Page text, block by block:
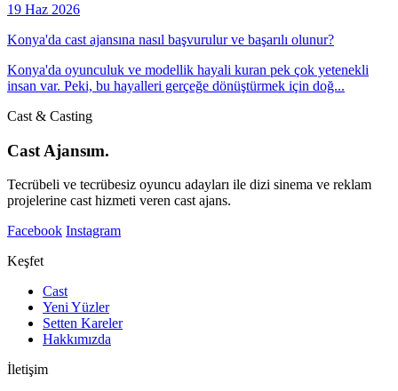
19 Haz 2026
Konya'da cast ajansına nasıl başvurulur ve başarılı olunur?
Konya'da oyunculuk ve modellik hayali kuran pek çok yetenekli
insan var. Peki, bu hayalleri gerçeğe dönüştürmek için doğ...
Cast & Casting
Cast Ajansım.
Tecrübeli ve tecrübesiz oyuncu adayları ile dizi sinema ve reklam
projelerine cast hizmeti veren cast ajans.
Facebook Instagram
Keşfet
Cast
Yeni Yüzler
Setten Kareler
Hakkımızda
İletişim